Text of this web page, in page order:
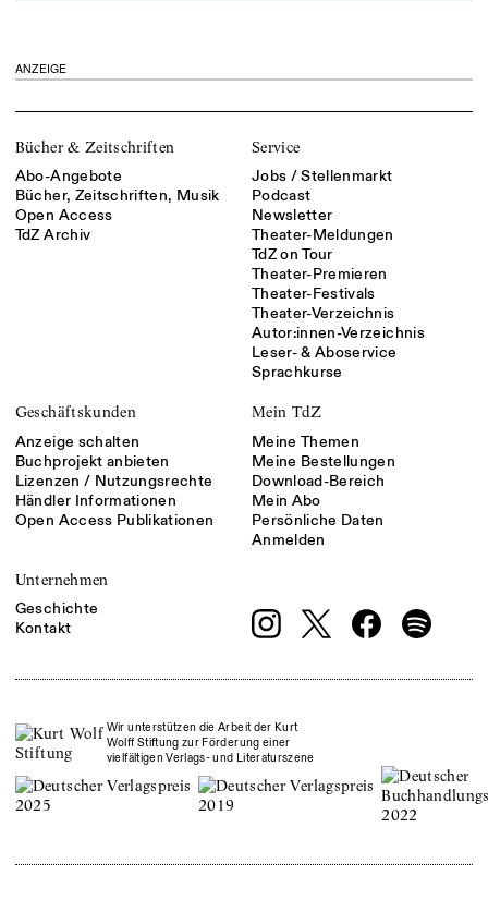
ANZEIGE
Bücher & Zeitschriften
Abo-Angebote
Bücher, Zeitschriften, Musik
Open Access
TdZ Archiv
Service
Jobs / Stellenmarkt
Podcast
Newsletter
Theater-Meldungen
TdZ on Tour
Theater-Premieren
Theater-Festivals
Theater-Verzeichnis
Autor:innen-Verzeichnis
Leser- & Aboservice
Sprachkurse
Geschäftskunden
Anzeige schalten
Buchprojekt anbieten
Lizenzen / Nutzungsrechte
Händler Informationen
Open Access Publikationen
Mein TdZ
Meine Themen
Meine Bestellungen
Download-Bereich
Mein Abo
Persönliche Daten
Anmelden
Unternehmen
Geschichte
Kontakt
Wir unterstützen die Arbeit der Kurt
Wolff Stiftung zur Förderung einer
vielfältigen Verlags- und Literaturszene